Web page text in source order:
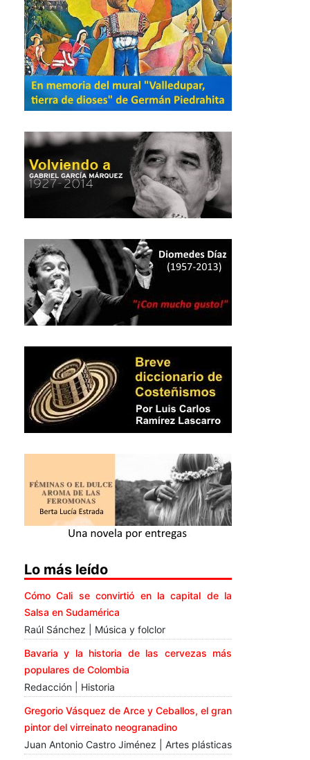
Lo más leído
Cómo Cali se convirtió en la capital de la
Salsa en Sudamérica
Raúl Sánchez | Música y folclor
Bavaria y la historia de las cervezas más
populares de Colombia
Redacción | Historia
Gregorio Vásquez de Arce y Ceballos, el gran
pintor del virreinato neogranadino
Juan Antonio Castro Jiménez | Artes plásticas